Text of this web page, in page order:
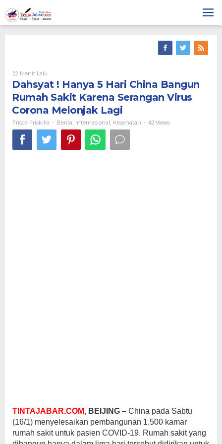
to
content
22 Menit Lalu
Frisca
Friskilla
Dahsyat ! Hanya 5 Hari China Bangun
Rumah Sakit Karena Serangan Virus
Corona Melonjak Lagi
Frisca Friskilla - Berita Internasional Kesehatan - 42 Views
TINTAJABAR.COM, BEIJING – China pada Sabtu
(16/1) menyelesaikan pembangunan 1.500 kamar
rumah sakit untuk pasien COVID-19. Rumah sakit yang